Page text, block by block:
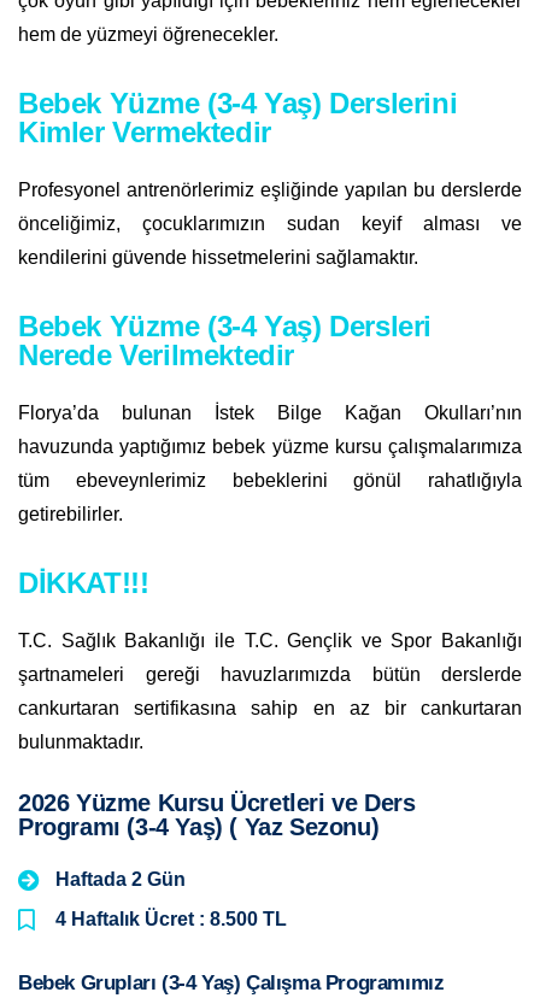
hem de yüzmeyi öğrenecekler.
Bebek Yüzme (3-4 Yaş) Derslerini
Kimler Vermektedir
Profesyonel antrenörlerimiz eşliğinde yapılan bu derslerde
önceliğimiz, çocuklarımızın sudan keyif alması ve
kendilerini güvende hissetmelerini sağlamaktır.
Bebek Yüzme (3-4 Yaş) Dersleri
Nerede Verilmektedir
Florya’da bulunan İstek Bilge Kağan Okulları’nın
havuzunda yaptığımız bebek yüzme kursu çalışmalarımıza
tüm ebeveynlerimiz bebeklerini gönül rahatlığıyla
getirebilirler.
DİKKAT!!!
T.C. Sağlık Bakanlığı ile T.C. Gençlik ve Spor Bakanlığı
şartnameleri gereği havuzlarımızda bütün derslerde
cankurtaran sertifikasına sahip en az bir cankurtaran
bulunmaktadır.
2026 Yüzme Kursu Ücretleri ve Ders
Programı (3-4 Yaş) ( Yaz Sezonu)
Haftada 2 Gün
4 Haftalık Ücret : 8.500 TL
Bebek Grupları (3-4 Yaş) Çalışma Programımız